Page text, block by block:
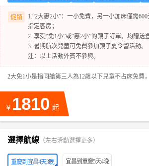
促銷
1.“2大惠2小”：一小免費，另一小加床僅需
指定客房；
2. 享受“免1小”或“惠2小”的親子訂單，均贈送
3. 暑期航次兒童可免費參加親子夏令營活動。
注：以上活動外賓不參與。
2大免1小是指同艙第三人為12歲以下兒童不占床免費
￥ 1810 起
選擇航線 （左右滑動選擇更多）
重慶到宜昌4天3晚 宜昌到重慶5天4晚